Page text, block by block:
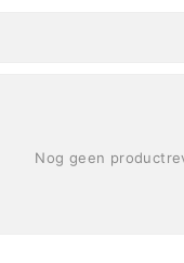
Nog geen